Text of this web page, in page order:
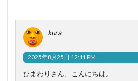
kura
2025年8月25日 12:11 PM
ひまわりさん、こんにちは。